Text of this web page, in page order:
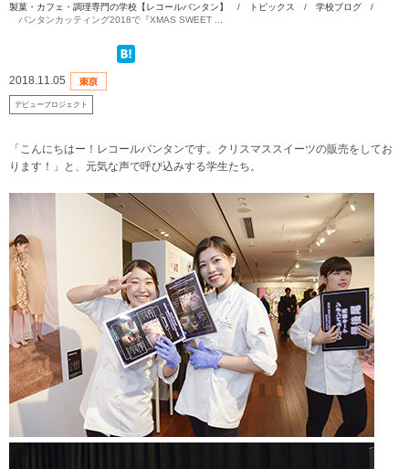
製菓・カフェ・調理専門の学校【レコールバンタン】 / トピックス / 学校ブログ
/
バンタンカッティング2018で『XMAS SWEET ...
2018.11.05
デビュープロジェクト
「こんにちはー！レコールバンタンです。クリスマススイーツの販売をしてお
ります！」と、元気な声で呼び込みする学生たち。